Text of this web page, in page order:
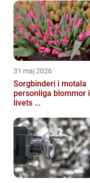
31 maj 2026
Sorgbinderi i motala
personliga blommor i
livets ...